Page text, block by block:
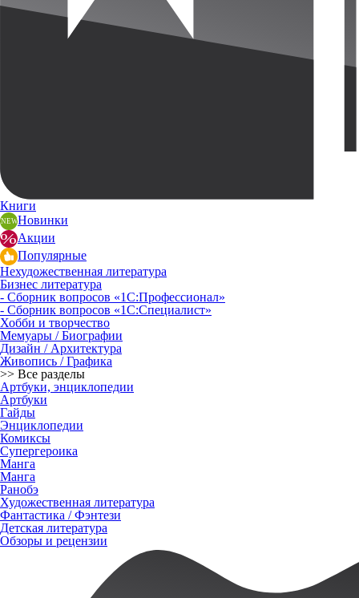
Книги
Новинки
Акции
Популярные
Нехудожественная литература
Бизнес литература
- Сборник вопросов «1С:Профессионал»
- Сборник вопросов «1С:Специалист»
Хобби и творчество
Мемуары / Биографии
Дизайн / Архитектура
Живопись / Графика
>> Все разделы
Артбуки, энциклопедии
Артбуки
Гайды
Энциклопедии
Комиксы
Супергероика
Манга
Манга
Ранобэ
Художественная литература
Фантастика / Фэнтези
Детская литература
Обзоры и рецензии